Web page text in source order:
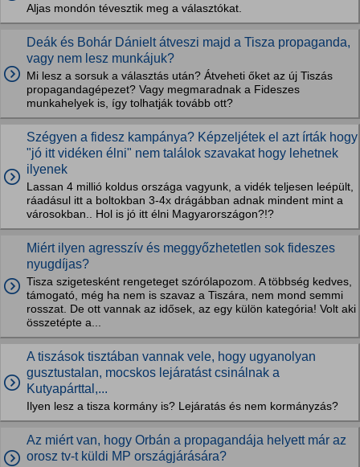
Aljas mondón tévesztik meg a választókat.
Deák és Bohár Dánielt átveszi majd a Tisza propaganda,
vagy nem lesz munkájuk?
Mi lesz a sorsuk a választás után? Átveheti őket az új Tiszás
propagandagépezet? Vagy megmaradnak a Fideszes
munkahelyek is, így tolhatják tovább ott?
Szégyen a fidesz kampánya? Képzeljétek el azt írták hogy
"jó itt vidéken élni" nem találok szavakat hogy lehetnek
ilyenek
Lassan 4 millió koldus országa vagyunk, a vidék teljesen leépült,
ráadásul itt a boltokban 3-4x drágábban adnak mindent mint a
városokban.. Hol is jó itt élni Magyarországon?!?
Miért ilyen agresszív és meggyőzhetetlen sok fideszes
nyugdíjas?
Tisza szigetesként rengeteget szórólapozom. A többség kedves,
támogató, még ha nem is szavaz a Tiszára, nem mond semmi
rosszat. De ott vannak az idősek, az egy külön kategória! Volt aki
összetépte a...
A tiszások tisztában vannak vele, hogy ugyanolyan
gusztustalan, mocskos lejáratást csinálnak a
Kutyapárttal,...
Ilyen lesz a tisza kormány is? Lejáratás és nem kormányzás?
Az miért van, hogy Orbán a propagandája helyett már az
orosz tv-t küldi MP országjárására?